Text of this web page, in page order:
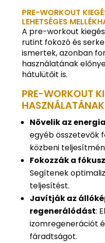
PRE-WORKOUT
LEHETSÉGES
A pre-workout
rutint fokozó és
ismertek, azonban
használatának
hátulütőit is.
PRE-WORKOUT
HASZNÁLATÁNAK
Növelik az
egyéb összetevők
közbeni
Fokozzák a
Segítenek
teljesítést.
Javítják az
regenerálódást:
izomregenerációt
fáradtságot.